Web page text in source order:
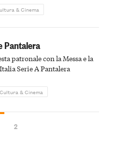
& Cinema
Pantalera
patronale con la Messa e la
Serie A Pantalera
Cultura & Cinema
2